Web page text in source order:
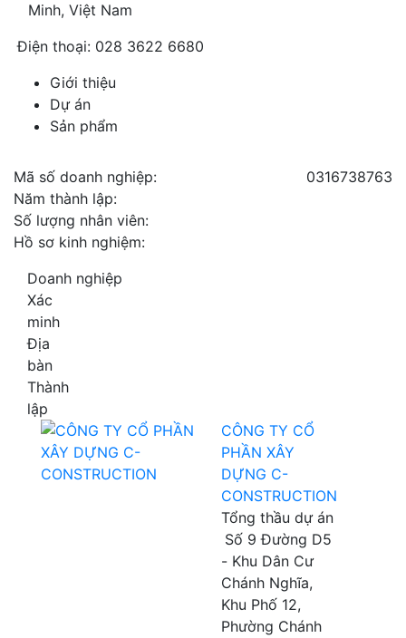
Minh, Việt Nam
Điện thoại: 028 3622 6680
Giới thiệu
Dự án
Sản phẩm
Mã số doanh nghiệp:
0316738763
Năm thành lập:
Số lượng nhân viên:
Hồ sơ kinh nghiệm:
Doanh nghiệp
Xác
minh
Địa
bàn
Thành
lập
CÔNG TY CỔ
PHẦN XÂY
DỰNG C-
CONSTRUCTION
Tổng thầu dự án
Số 9 Đường D5
- Khu Dân Cư
Chánh Nghĩa,
Khu Phố 12,
Phường Chánh